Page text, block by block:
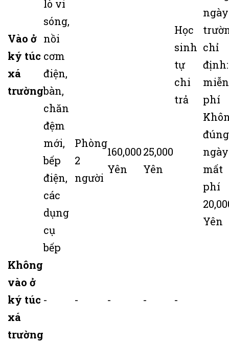
Vào ở
ký túc
xá
trường
lò vi
sóng,
nồi
cơm
điện,
bàn,
chăn
đệm
mới,
bếp
điện,
các
dụng
cụ
bếp
Học
sinh
tự
chi
trả
ngày
chỉ
định:
miễn
phí
đúng
mất
phí
Yên
Phòng
2
người
160,000
Yên
25,000
Yên
Không
vào ở
ký túc
xá
trường
- - - - -